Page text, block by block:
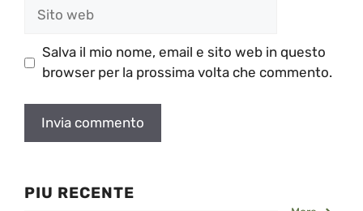
Salva il mio nome, email e sito web in questo
browser per la prossima volta che commento.
PIU RECENTE